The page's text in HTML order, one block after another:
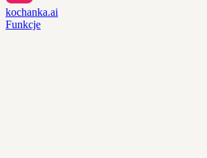
kochanka.ai
Funkcje